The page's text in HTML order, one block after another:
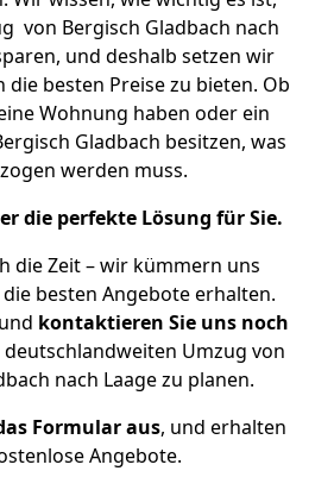
von Bergisch Gladbach nach
und deshalb setzen wir
die besten Preise zu bieten. Ob
Wohnung haben oder ein
Gladbach besitzen, was
werden muss.
die perfekte Lösung für Sie.
die Zeit – wir kümmern uns
besten Angebote erhalten.
kontaktieren Sie uns noch
Umzug von
nach Laage zu planen.
Formular aus, und erhalten
Angebote.